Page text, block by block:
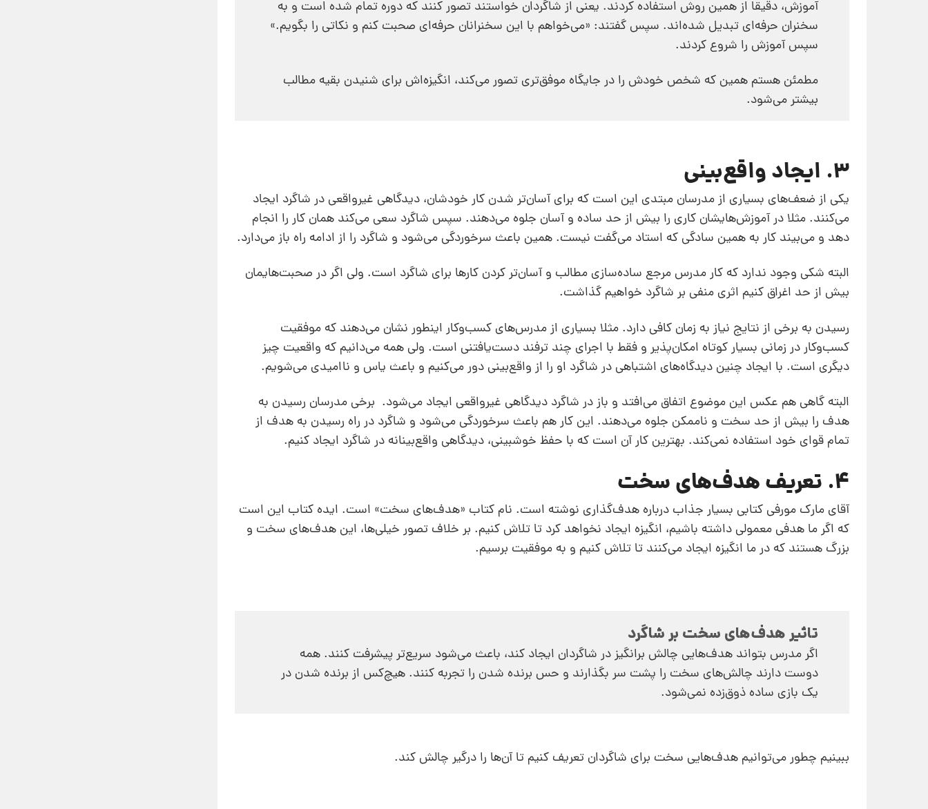
آموزش، دقیقا از همین روش استفاده کردند. یعنی از شاگردان خواستند تصور کنند که دوره تمام شده است و به
سخنران حرفه‌ای تبدیل شده‌اند. سپس گفتند: «می‌خواهم با این سخنرانان حرفه‌ای صحبت کنم و نکاتی را بگویم.»
سپس آموزش را شروع کردند.
مطمئن هستم همین که شخص خودش را در جایگاه موفق‌تری تصور می‌کند، انگیزه‌اش برای شنیدن بقیه مطالب
بیشتر می‌شود.
3. ایجاد واقع‌بینی
یکی از ضعف‌های بسیاری از مدرسان مبتدی این است که برای آسان‌تر شدن کار خودشان، دیدگاهی غیرواقعی در شاگرد ایجاد
می‌کنند. مثلا در آموزش‌هایشان کاری را بیش از حد ساده و آسان جلوه می‌دهند. سپس شاگرد سعی می‌کند همان کار را انجام
دهد و می‌بیند کار به همین سادگی که استاد می‌گفت نیست. همین باعث سرخوردگی می‌شود و شاگرد را از ادامه راه باز می‌دارد.
البته شکی وجود ندارد که کار مدرس مرجع ساده‌سازی مطالب و آسان‌تر کردن کارها برای شاگرد است. ولی اگر در صحبت‌هایمان
بیش از حد اغراق کنیم اثری منفی بر شاگرد خواهیم گذاشت.
رسیدن به برخی از نتایج نیاز به زمان کافی دارد. مثلا بسیاری از مدرس‌های کسب‌و‌کار اینطور نشان می‌دهند که موفقیت
کسب‌و‌کار در زمانی بسیار کوتاه امکان‌پذیر و فقط با اجرای چند ترفند دست‌یافتنی است. ولی همه می‌دانیم که واقعیت چیز
دیگری است. با ایجاد چنین دیدگاه‌های اشتباهی در شاگرد او را از واقع‌بینی دور می‌کنیم و باعث یاس و ناامیدی می‌شویم.
البته گاهی هم عکس این موضوع اتفاق می‌افتد و باز در شاگرد دیدگاهی غیرواقعی ایجاد می‌شود. برخی مدرسان رسیدن به
هدف را بیش از حد سخت و ناممکن جلوه می‌دهند. این کار هم باعث سرخوردگی می‌شود و شاگرد در راه رسیدن به هدف از
تمام قوای خود استفاده نمی‌کند. بهترین کار آن است که با حفظ خوشبینی، دیدگاهی واقع‌بینانه در شاگرد ایجاد کنیم.
4. تعریف هدف‌های سخت
آقای مارک مورفی کتابی بسیار جذاب درباره هدف‌گذاری نوشته است. نام کتاب «هدف‌های سخت» است. ایده کتاب این است
که اگر ما هدفی معمولی داشته باشیم، انگیزه‌ ایجاد نخواهد کرد تا تلاش کنیم. بر خلاف تصور خیلی‌ها، این هدف‌های سخت و
بزرگ هستند که در ما انگیزه ایجاد می‌کنند تا تلاش کنیم و به موفقیت برسیم.
تاثیر هدف‌های سخت بر شاگرد
اگر مدرس بتواند هدف‌هایی چالش‌ برانگیز در شاگردان ایجاد کند، باعث می‌شود سریع‌تر پیشرفت کنند. همه
دوست دارند چالش‌های سخت را پشت سر بگذارند و حس برنده شدن را تجربه کنند. هیچ‌کس از برنده شدن در
یک بازی ساده ذوق‌زده نمی‌شود.
ببینیم چطور می‌توانیم هدف‌هایی سخت برای شاگردان تعریف کنیم تا آن‌ها را درگیر چالش کند.